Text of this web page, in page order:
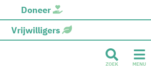
Doneer
Vrijwilligers
ZOEK MENU